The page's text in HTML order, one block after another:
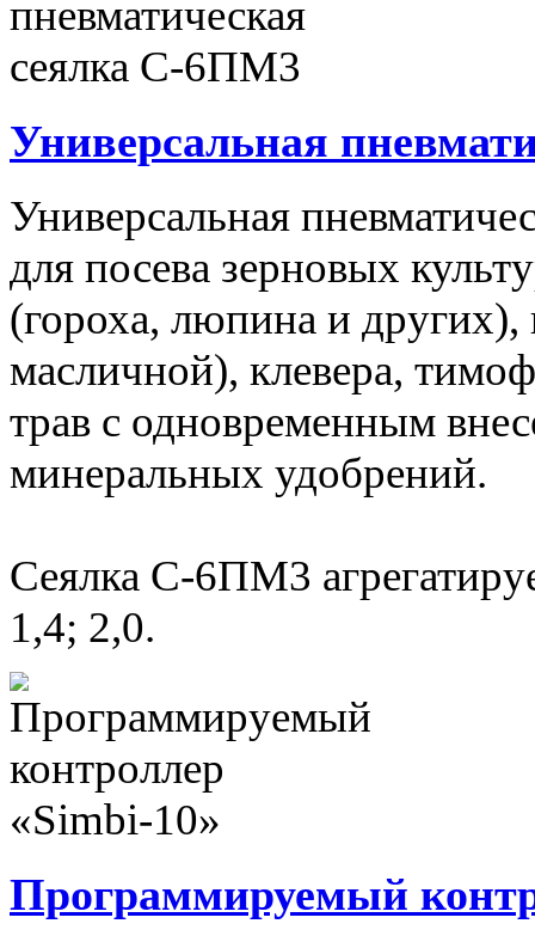
Универсальная
Универсальная
для посева зерновых
(гороха, люпина и других),
масличной), клевера,
трав с одновременным
минеральных удобрений.
Сеялка С-6ПМ3
1,4; 2,0.
Программируемый